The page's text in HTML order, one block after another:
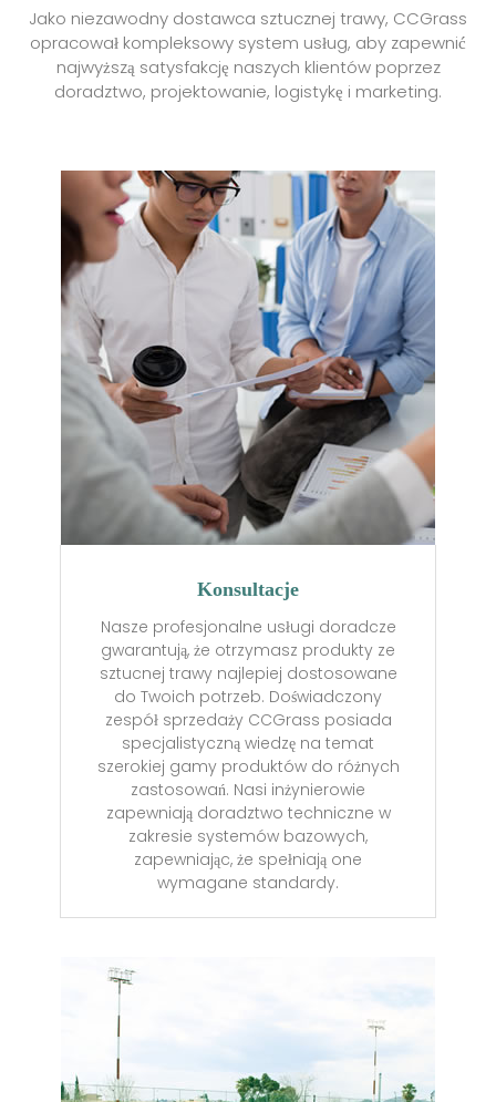
Jako niezawodny dostawca sztucznej trawy, CCGrass
opracował kompleksowy system usług, aby zapewnić
najwyższą satysfakcję naszych klientów poprzez
doradztwo, projektowanie, logistykę i marketing.
Konsultacje
Nasze profesjonalne usługi doradcze
gwarantują, że otrzymasz produkty ze
sztucnej trawy najlepiej dostosowane
do Twoich potrzeb. Doświadczony
zespół sprzedaży CCGrass posiada
specjalistyczną wiedzę na temat
szerokiej gamy produktów do różnych
zastosowań. Nasi inżynierowie
zapewniają doradztwo techniczne w
zakresie systemów bazowych,
zapewniając, że spełniają one
wymagane standardy.